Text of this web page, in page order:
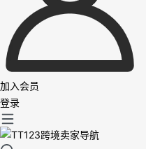
加入会员
登录